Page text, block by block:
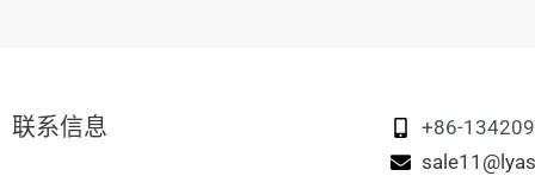
联系信息
+86-